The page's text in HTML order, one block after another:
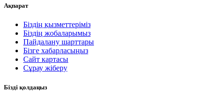
Ақпарат
Біздің қызметтеріміз
Біздің жобаларымыз
Пайдалану шарттары
Бізге хабарласыңыз
Сайт картасы
Сұрау жіберу
Бізді қолдаңыз